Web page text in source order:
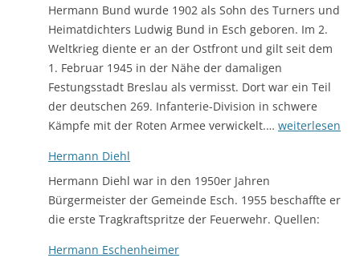
Hermann Bund wurde 1902 als Sohn des Turners und
Heimatdichters Ludwig Bund in Esch geboren. Im 2.
Weltkrieg diente er an der Ostfront und gilt seit dem
1. Februar 1945 in der Nähe der damaligen
Festungsstadt Breslau als vermisst. Dort war ein Teil
der deutschen 269. Infanterie-Division in schwere
Kämpfe mit der Roten Armee verwickelt.… Hermann
weiterlesen
Hermann Diehl
Hermann Diehl war in den 1950er Jahren
Bürgermeister der Gemeinde Esch. 1955 beschaffte er
die erste Tragkraftspritze der Feuerwehr. Quellen:
Hermann Eschenheimer